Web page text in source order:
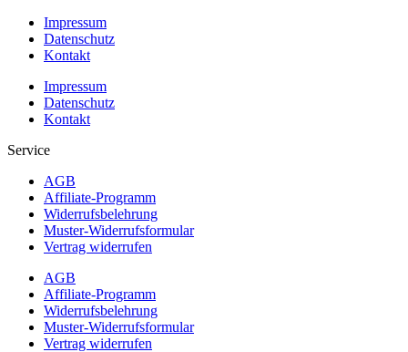
Impressum
Datenschutz
Kontakt
Impressum
Datenschutz
Kontakt
Service
AGB
Affiliate-Programm
Widerrufsbelehrung
Muster-Widerrufsformular
Vertrag widerrufen
AGB
Affiliate-Programm
Widerrufsbelehrung
Muster-Widerrufsformular
Vertrag widerrufen